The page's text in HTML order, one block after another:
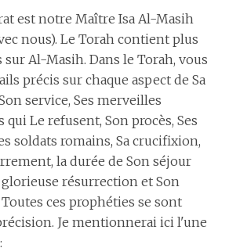
est notre Maître Isa Al-Masih
nous). Le Torah contient plus
Al-Masih. Dans le Torah, vous
précis sur chaque aspect de Sa
service, Ses merveilles
qui Le refusent, Son procès, Ses
soldats romains, Sa crucifixion,
la durée de Son séjour
glorieuse résurrection et Son
ces prophéties se sont
Je mentionnerai ici l'une